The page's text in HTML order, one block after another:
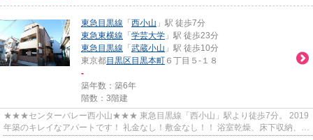
東急目黒線 「 西小山 」駅 徒歩7分
東急東横線 「 学芸大学 」駅 徒歩23分
東急目黒線 「 武蔵小山 」駅 徒歩10分
東京都目黒区 目黒本町 ６丁目５-１８
-
築年数：築6年
階数：3階建
★★★センターバレー西小山★★★ 東急目黒線「西小山」駅より徒歩7分。 2019
年築のキレイなアパートです！ 礼金なし！敷金なし！！ 浴室乾燥、床下収納、シ